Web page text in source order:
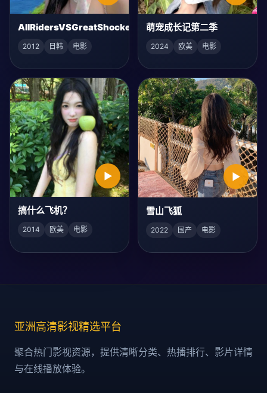
AllRidersVSGreatShocker
2012 日韩 电影
萌宠成长记第二季
2024 欧美 电影
▶
搞什么飞机？
2014 欧美 电影
▶
雪山飞狐
2022 国产 电影
亚洲高清影视精选平台
聚合热门影视资源，提供清晰分类、热播排行、影片详情
与在线播放体验。